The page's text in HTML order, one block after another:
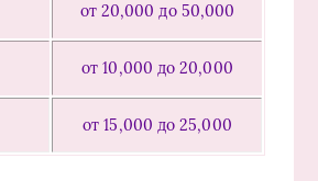
от 20,000 до 50,000
от 10,000 до 20,000
от 15,000 до 25,000